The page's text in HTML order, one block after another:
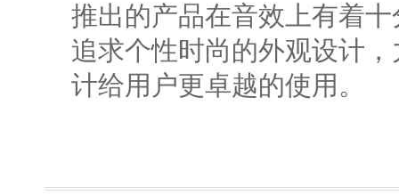
推出的产品在音效上有着
追求个性时尚的外观设计
计给用户更卓越的使用。